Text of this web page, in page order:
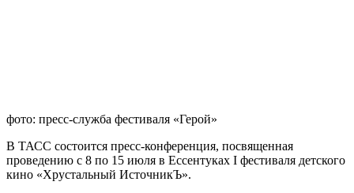
фото: пресс-служба фестиваля «Герой»
В ТАСС состоится пресс-конференция, посвященная
проведению с 8 по 15 июля в Ессентуках I фестиваля детского
кино «Хрустальный ИсточникЪ».